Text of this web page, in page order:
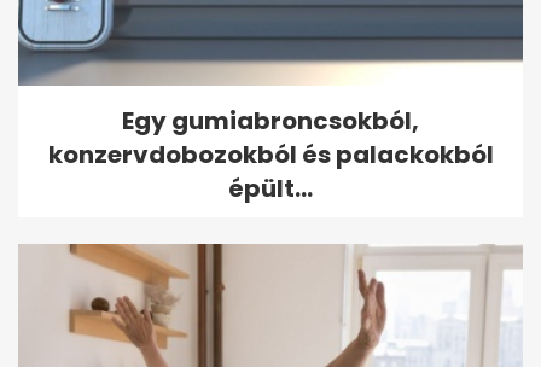
Egy gumiabroncsokból,
konzervdobozokból és palackokból
épült...